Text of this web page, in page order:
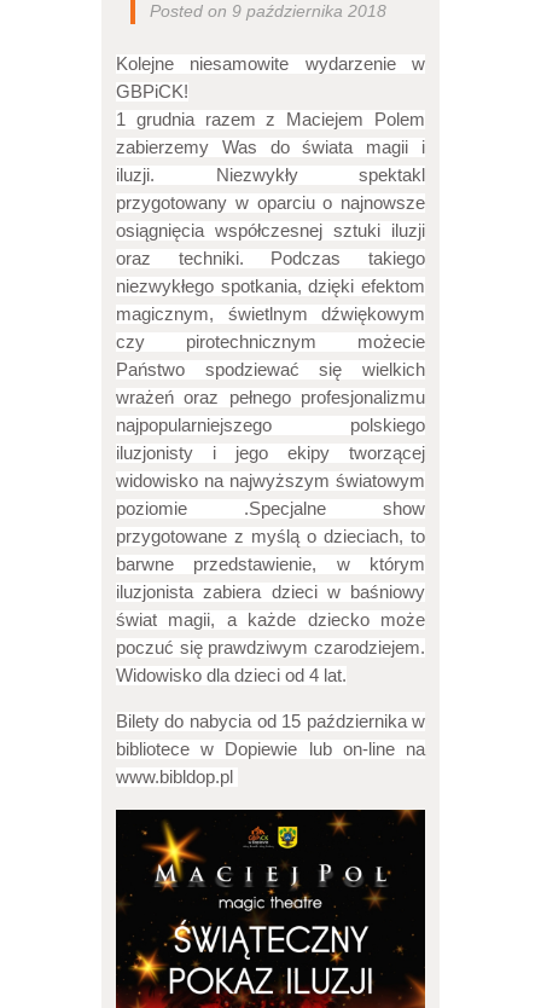
Posted on 9 października 2018
Kolejne niesamowite wydarzenie w
GBPiCK!
1 grudnia razem z
Maciejem Polem
zabierzemy Was do świata magii i
iluzji. Niezwykły spektakl
przygotowany w oparciu o najnowsze
osiągnięcia współczesnej sztuki iluzji
oraz techniki. Podczas takiego
niezwykłego spotkania, dzięki efektom
magicznym, świetlnym dźwiękowym
czy pirotechnicznym możecie
Państwo spodziewać się wielkich
wrażeń oraz pełnego profesjonalizmu
najpopularniejszego polskiego
iluzjonisty i jego ekipy tworzącej
widowisko na najwyższym światowym
poziomie .Specjalne show
przygotowane z myślą o dzieciach, to
barwne przedstawienie, w którym
iluzjonista zabiera dzieci w baśniowy
świat magii, a każde dziecko może
poczuć się prawdziwym czarodziejem.
Widowisko dla dzieci od 4 lat.
Bilety do nabycia od 15 października w
bibliotece w Dopiewie lub on-line na
www.bibldop.pl